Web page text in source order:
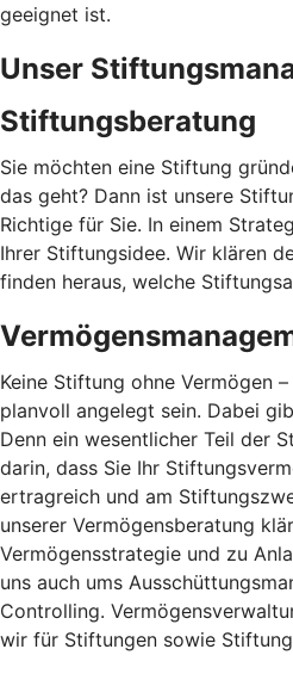
geeignet ist.
Unser
Stiftungsberatung
Sie möchten eine Stiftung
das geht? Dann ist unsere
Richtige für Sie. In einem
Ihrer Stiftungsidee. Wir klären
finden heraus, welche
Keine Stiftung ohne Vermögen
planvoll angelegt sein. Dabei
Denn ein wesentlicher Teil der
darin, dass Sie Ihr
ertragreich und am
unserer Vermögensberatung
Vermögensstrategie und zu
uns auch ums
Controlling.
wir für Stiftungen sowie